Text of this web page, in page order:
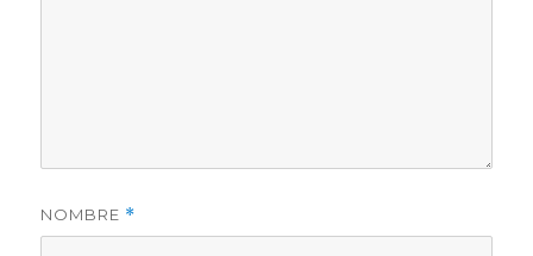
NOMBRE *